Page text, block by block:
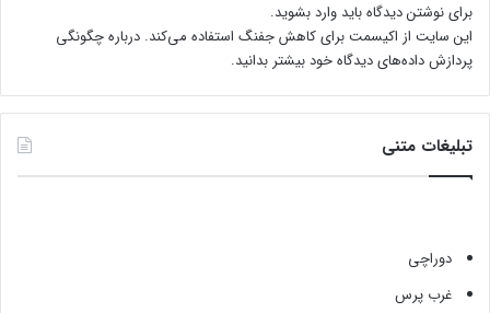
برای نوشتن دیدگاه باید وارد بشوید.
این سایت از اکیسمت برای کاهش جفنگ استفاده می‌کند. درباره چگونگی
پردازش داده‌های دیدگاه خود بیشتر بدانید.
تبلیغات متنی
دوراچی
غرب پرس